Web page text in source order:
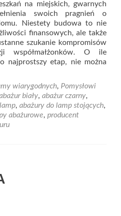
na miejskich, gwarnych
swoich pragnień o
Niestety budowa to nie
finansowych, ale także
szukanie kompromisów
O ile
najprostszy etap, nie można
wiarygodnych, Pomysłowi
biały, abażur czarny,
, abażury do lamp stojących,
abażurowe, producent